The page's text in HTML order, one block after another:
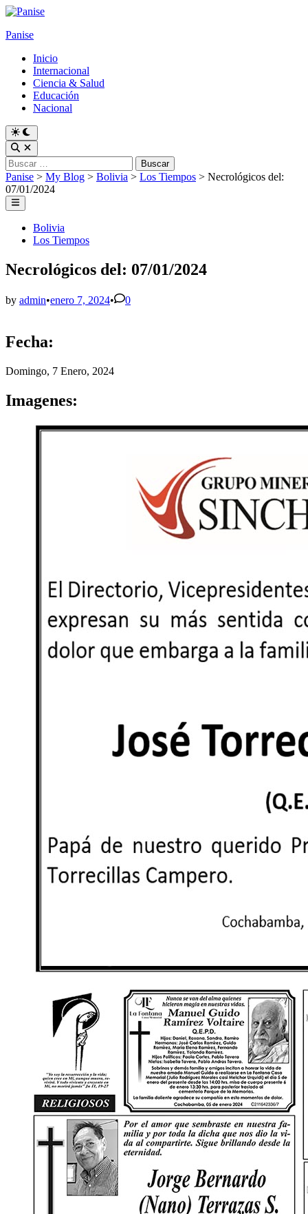
Skip
content
Panise
Inicio
Internacional
Ciencia & Salud
Educación
Nacional
Switch
to
dark
mode
Open
Search
Buscar:
Panise > My Blog > Bolivia > Los Tiempos > Necrológicos del:
07/01/2024
Main
Menu
PostedBolivia
Los Tiempos
Necrológicos del: 07/01/2024
by admin•enero 7, 2024• 0
Fecha:
Domingo, 7 Enero, 2024
Imagenes: